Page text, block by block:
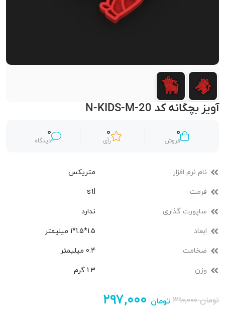
آویز بچگانه کد N-KIDS-M-20
0
فروش
0
رأی
0
دیدگاه
نام نرم افزار متریکس
فرمت stl
ساپورت گذاری ندارد
ابعاد 1.5*1.5*1 میلیمتر
ضخامت 0.4 میلیمتر
وزن 1.3 گرم
۳۹۰,۰۰۰تومان ۲۹۷,۰۰۰ تومان